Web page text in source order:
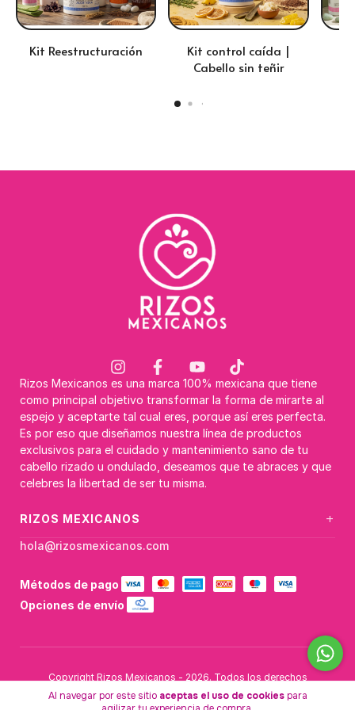
Al navegar por este sitio aceptas el uso de cookiespara
Kit Reestructuración
Kit control caída |
Cabello sin teñir
Rizos Mexicanos es una marca 100% mexicana que tiene
como principal objetivo transformar la forma de mirarte al
espejo y aceptarte tal cual eres, porque así eres perfecta.
Es por eso que diseñamos nuestra línea de productos
exclusivos para el cuidado y mantenimiento sano de tu
cabello rizado u ondulado, deseamos que te abraces y que
celebres la libertad de ser tu misma.
RIZOS MEXICANOS +
hola@rizosmexicanos.com
Métodos de pago
Opciones de envío
Copyright Rizos Mexicanos - 2026. Todos los derechos
reservados.